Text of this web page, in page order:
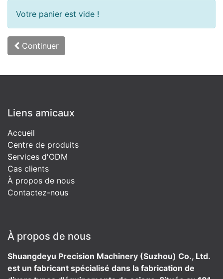
Votre panier est vide !
Continuer
Liens amicaux
Accueil
Centre de produits
Services d'ODM
Cas clients
À propos de nous
Contactez-nous
À propos de nous
Shuangdeyu Precision Machinery (Suzhou) Co., Ltd.
est un fabricant spécialisé dans la fabrication de